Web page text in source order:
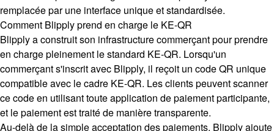
remplacée par une interface unique et standardisée.
Comment Blipply prend en charge le KE-QR
Blipply a construit son infrastructure commerçant pour prendre
en charge pleinement le standard KE-QR. Lorsqu'un
commerçant s'inscrit avec Blipply, il reçoit un code QR unique
compatible avec le cadre KE-QR. Les clients peuvent scanner
ce code en utilisant toute application de paiement participante,
et le paiement est traité de manière transparente.
Au-delà de la simple acceptation des paiements, Blipply ajoute